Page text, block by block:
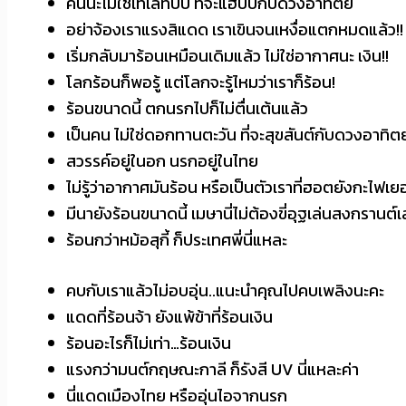
อย่าจ้องเราแรงสิแดด เราเขินจนเหงื่อแตกหมดแล้ว!!
เริ่มกลับมาร้อนเหมือนเดิมแล้ว ไม่ใช่อากาศนะ เงิน!!
โลกร้อนก็พอรู้ แต่โลกจะรู้ไหมว่าเราก็ร้อน!
ร้อนขนาดนี้ ตกนรกไปก็ไม่ตื่นเต้นแล้ว
เป็นคน ไม่ใช่ดอกทานตะวัน ที่จะสุขสันต์กับดวงอาทิต
สวรรค์อยู่ในอก นรกอยู่ในไทย
ไม่รู้ว่าอากาศมันร้อน หรือเป็นตัวเราที่ฮอตยังกะไฟเย
มีนายังร้อนขนาดนี้ เมษานี่ไม่ต้องขี่อุฐเล่นสงกรานต์
ร้อนกว่าหม้อสุกี้ ก็ประเทศพี่นี่แหละ
คบกับเราแล้วไม่อบอุ่น..แนะนำคุณไปคบเพลิงนะคะ
แดดที่ร้อนจ้า ยังแพ้ข้าที่ร้อนเงิน
ร้อนอะไรก็ไม่เท่า…ร้อนเงิน
แรงกว่ามนต์กฤษณะกาลี ก็รังสี UV นี่แหละค่า
นี่แดดเมืองไทย หรืออุ่นไอจากนรก